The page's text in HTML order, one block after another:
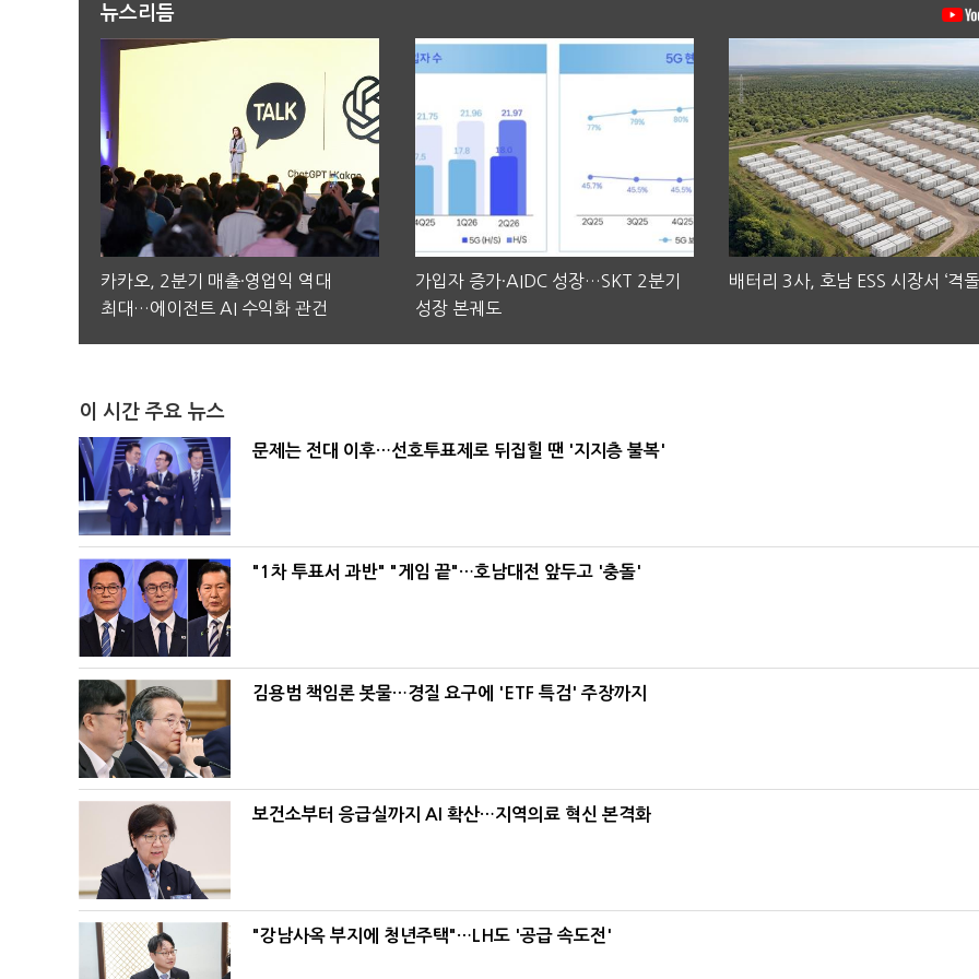
뉴스리듬
카카오, 2분기 매출·영업익 역대
최대…에이전트 AI 수익화 관건
가입자 증가·AIDC 성장…SKT 2분기
성장 본궤도
배터리 3사, 호남 ESS 시장서 ‘격돌
이 시간 주요 뉴스
문제는 전대 이후…선호투표제로 뒤집힐 땐 '지지층 불복'
"1차 투표서 과반" "게임 끝"…호남대전 앞두고 '충돌'
김용범 책임론 봇물…경질 요구에 'ETF 특검' 주장까지
보건소부터 응급실까지 AI 확산…지역의료 혁신 본격화
"강남사옥 부지에 청년주택"…LH도 '공급 속도전'